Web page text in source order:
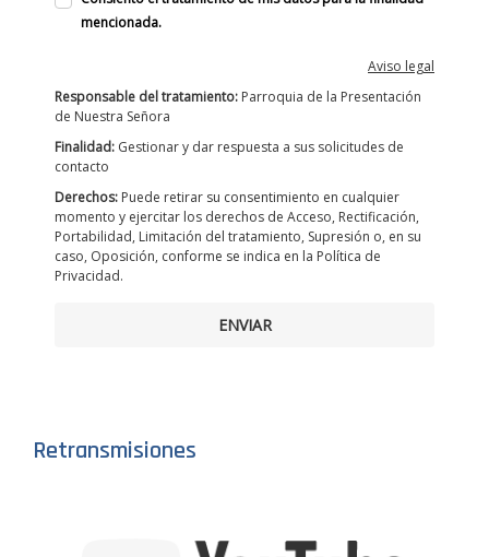
mencionada.
Aviso legal
Responsable del tratamiento: Parroquia de la Presentación
de Nuestra Señora
Finalidad: Gestionar y dar respuesta a sus solicitudes de
contacto
Derechos: Puede retirar su consentimiento en cualquier
momento y ejercitar los derechos de Acceso, Rectificación,
Portabilidad, Limitación del tratamiento, Supresión o, en su
caso, Oposición, conforme se indica en la Política de
Privacidad.
ENVIAR
Retransmisiones